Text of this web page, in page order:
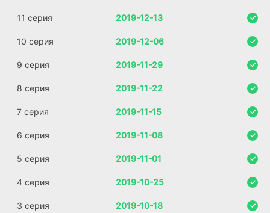
11 серия 2019-12-13
10 серия 2019-12-06
9 серия 2019-11-29
8 серия 2019-11-22
7 серия 2019-11-15
6 серия 2019-11-08
5 серия 2019-11-01
4 серия 2019-10-25
3 серия 2019-10-18